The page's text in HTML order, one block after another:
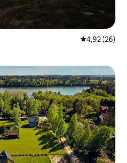
4,92 (26)